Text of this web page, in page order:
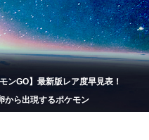
モンGO】最新版レア度早見表！
から出現するポケモン